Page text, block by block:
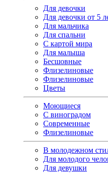
Для девочки
Для девочки от 5
Для мальчика
Для спальни
С картой мира
Для малыша
Бесшовные
Флизелиновые
Флизелиновые
Цветы
Моющиеся
С виноградом
Современные
Флизелиновые
В молодежном
Для молодого
Для девушки